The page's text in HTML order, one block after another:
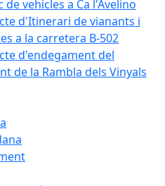
de vehicles a Ca l'Avelino
d'Itinerari de vianants i
a la carretera B-502
d'endegament del
de la Rambla dels Vinyals